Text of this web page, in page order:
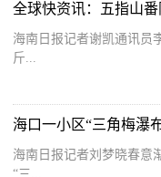
海南日报记者谢凯通讯员
斤...
海南日报记者刘梦晓春意
“三...